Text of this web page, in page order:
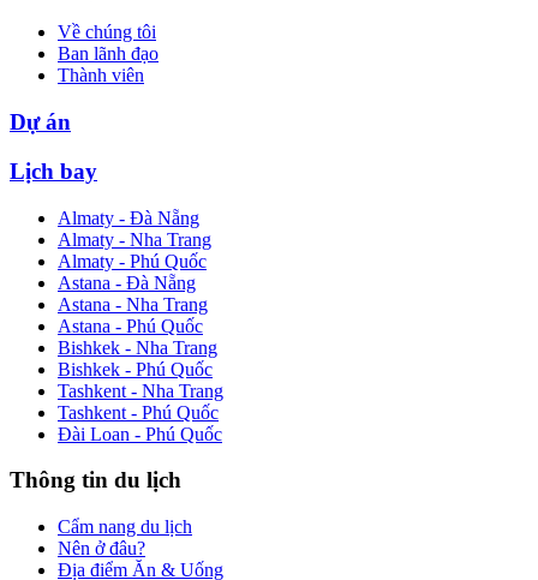
Về chúng tôi
Ban lãnh đạo
Thành viên
Dự án
Lịch bay
Almaty - Đà Nẵng
Almaty - Nha Trang
Almaty - Phú Quốc
Astana - Đà Nẵng
Astana - Nha Trang
Astana - Phú Quốc
Bishkek - Nha Trang
Bishkek - Phú Quốc
Tashkent - Nha Trang
Tashkent - Phú Quốc
Đài Loan - Phú Quốc
Thông tin du lịch
Cẩm nang du lịch
Nên ở đâu?
Địa điểm Ăn & Uống